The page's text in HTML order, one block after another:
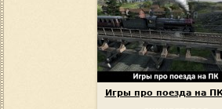
Игры про поезда на